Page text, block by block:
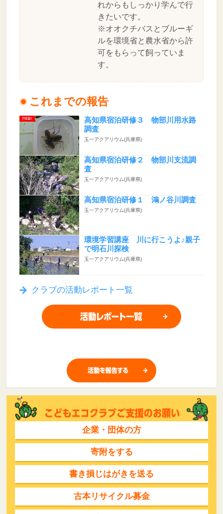
れからもしっかり学んで行
きたいです。
※オオクチバスとブルーギ
ルを環境省と農水省から許
可をもらって飼っていま
す。
これまでの報告
高知県宿泊研修３ 物部川用水路
調査
玉一アクアリウム(兵庫県)
高知県宿泊研修２ 物部川支流調
査
玉一アクアリウム(兵庫県)
高知県宿泊研修１ 鴻ノ谷川調査
玉一アクアリウム(兵庫県)
環境学習講座 川に行こうよ♪親子
で明石川探検
玉一アクアリウム(兵庫県)
クラブの活動レポート一覧
企業・団体の方
寄附をする
書き損じはがきを送る
古本リサイクル募金